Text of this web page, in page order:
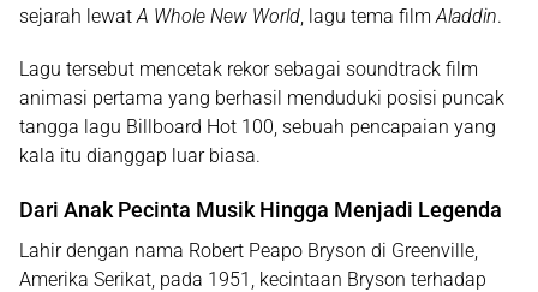
sejarah lewat A Whole New World , lagu tema film Aladdin.
Lagu tersebut mencetak rekor sebagai soundtrack film
animasi pertama yang berhasil menduduki posisi puncak
tangga lagu Billboard Hot 100, sebuah pencapaian yang
kala itu dianggap luar biasa.
Dari Anak Pecinta Musik Hingga Menjadi Legenda
Lahir dengan nama Robert Peapo Bryson di Greenville,
Amerika Serikat, pada 1951, kecintaan Bryson terhadap